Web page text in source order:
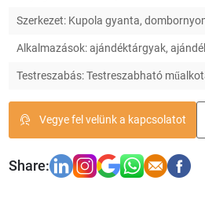
Szerkezet: Kupola gyanta,
Alkalmazások: ajándéktárgyak,
Testreszabás: Testreszabható
Vegye fel velünk a kapcsolatot